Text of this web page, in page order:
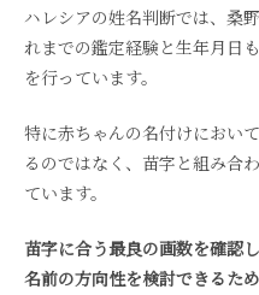
ハレシアの姓名判断では、桑
れまでの鑑定経験と生年月日
を行っています。
特に赤ちゃんの名付けにおい
るのではなく、苗字と組み合
ています。
苗字に合う最良の画数を確認
名前の方向性を検討できるた